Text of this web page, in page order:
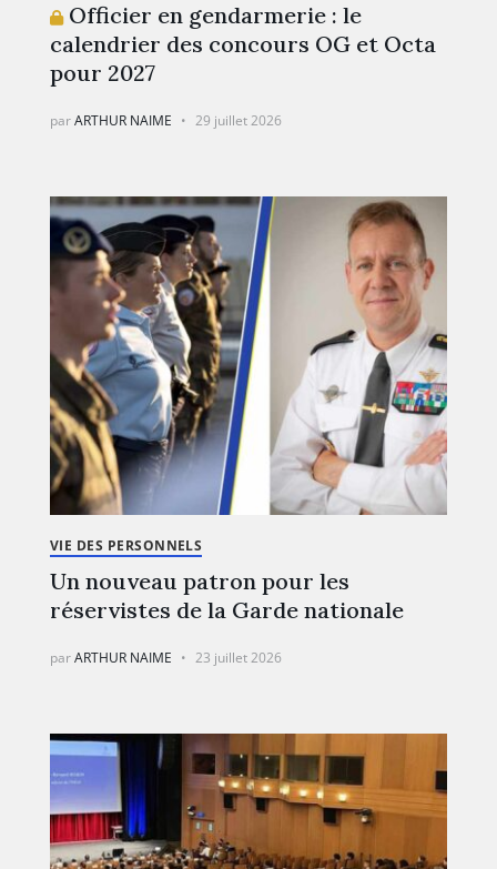
Officier en gendarmerie : le
calendrier des concours OG et Octa
pour 2027
parARTHUR NAIME 29 juillet 2026
VIE DES PERSONNELS
Un nouveau patron pour les
réservistes de la Garde nationale
parARTHUR NAIME 23 juillet 2026